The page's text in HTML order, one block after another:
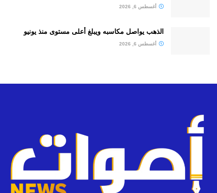
أغسطس 6, 2026
الذهب يواصل مكاسبه ويبلغ أعلى مستوى منذ يونيو
أغسطس 6, 2026